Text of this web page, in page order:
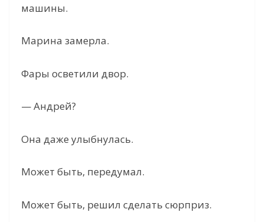
машины.
Марина замерла.
Фары осветили двор.
— Андрей?
Она даже улыбнулась.
Может быть, передумал.
Может быть, решил сделать сюрприз.